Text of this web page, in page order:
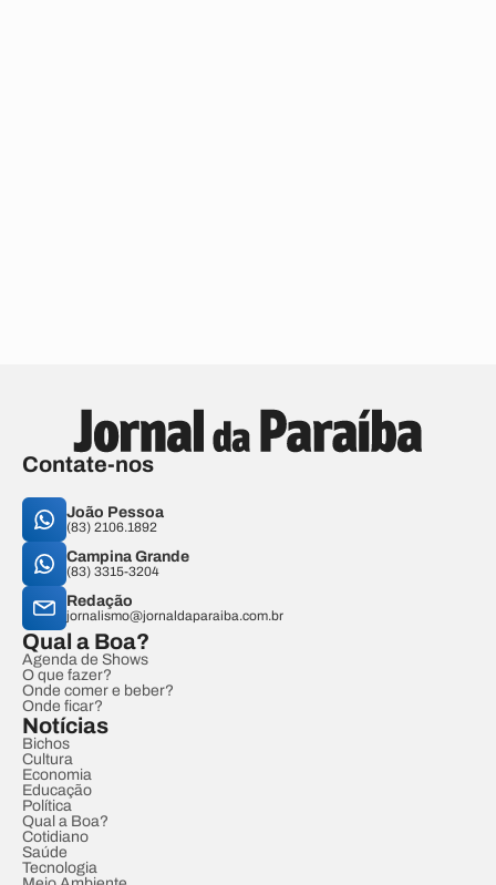
Contate-nos
João Pessoa
(83) 2106.1892
Campina Grande
(83) 3315-3204
Redação
jornalismo@jornaldaparaiba.com.br
Qual a Boa?
Agenda de Shows
O que fazer?
Onde comer e beber?
Onde ficar?
Notícias
Bichos
Cultura
Economia
Educação
Política
Qual a Boa?
Cotidiano
Saúde
Tecnologia